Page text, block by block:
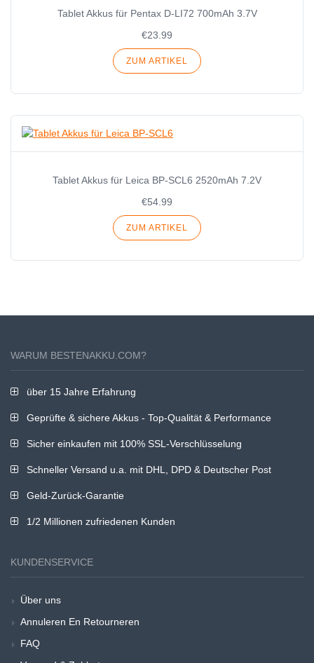
Tablet Akkus für Pentax D-LI72 700mAh 3.7V
€23.99
ZUM ARTIKEL
Tablet Akkus für Leica BP-SCL6 2520mAh 7.2V
€54.99
ZUM ARTIKEL
WARUM BESTENAKKU.COM?
über 15 Jahre Erfahrung
Geprüfte & sichere Akkus - Top-Qualität & Performance
Sicher einkaufen mit 100% SSL-Verschlüsselung
Schneller Versand u.a. mit DHL, DPD & Deutscher Post
Geld-Zurück-Garantie
1/2 Millionen zufriedenen Kunden
KUNDENSERVICE
Über uns
Annuleren En Retourneren
FAQ